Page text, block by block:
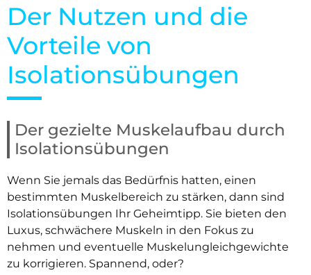
Der Nutzen und die
Vorteile von
Isolationsübungen
Der gezielte Muskelaufbau durch
Isolationsübungen
Wenn Sie jemals das Bedürfnis hatten, einen
bestimmten Muskelbereich zu stärken, dann sind
Isolationsübungen Ihr Geheimtipp. Sie bieten den
Luxus, schwächere Muskeln in den Fokus zu
nehmen und eventuelle Muskelungleichgewichte
zu korrigieren. Spannend, oder?